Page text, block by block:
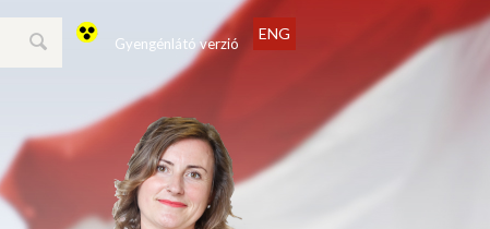
Gyengénlátó verzió
ENG